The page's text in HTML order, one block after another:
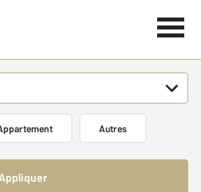
Autres
Appliquer